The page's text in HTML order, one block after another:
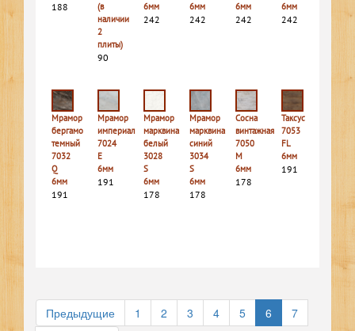
188
(в
наличии
2
плиты)
90
6мм
242
6мм
242
6мм
242
6мм
242
Мрамор
бергамо
темный
7032
Q
6мм
191
Мрамор
империал
7024
E
6мм
191
Мрамор
марквина
белый
3028
S
6мм
178
Мрамор
марквина
синий
3034
S
6мм
178
Сосна
винтажная
7050
M
6мм
178
Таксус
7053
FL
6мм
191
Предыдущие 1 2 3 4 5 6
7